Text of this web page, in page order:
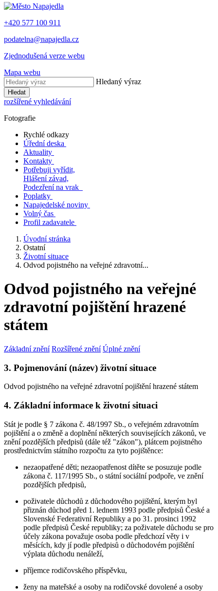
+420 577 100 911
podatelna@napajedla.cz
Zjednodušená verze webu
Mapa webu
Hledaný výraz
Hledat
rozšířené vyhledávání
Fotografie
Rychlé odkazy
Úřední deska
Aktuality
Kontakty
Potřebuji vyřídit,
Hlášení závad,
Podezření na vrak
Poplatky
Napajedelské noviny
Volný čas
Profil zadavatele
Úvodní stránka
Ostatní
Životní situace
Odvod pojistného na veřejné zdravotní...
Odvod pojistného na veřejné
zdravotní pojištění hrazené
státem
Základní znění Rozšířené znění Úplné znění
3. Pojmenování (název) životní situace
Odvod pojistného na veřejné zdravotní pojištění hrazené státem
4. Základní informace k životní situaci
Stát je podle § 7 zákona č. 48/1997 Sb., o veřejném zdravotním
pojištění a o změně a doplnění některých souvisejících zákonů, ve
znění pozdějších předpisů (dále též "zákon"), plátcem pojistného
prostřednictvím státního rozpočtu za tyto pojištěnce:
nezaopatřené děti; nezaopatřenost dítěte se posuzuje podle
zákona č. 117/1995 Sb., o státní sociální podpoře, ve znění
pozdějších předpisů,
poživatele důchodů z důchodového pojištění, kterým byl
přiznán důchod před 1. lednem 1993 podle předpisů České a
Slovenské Federativní Republiky a po 31. prosinci 1992
podle předpisů České republiky; za poživatele důchodu se pro
účely zákona považuje osoba podle předchozí věty i v
měsících, kdy jí podle předpisů o důchodovém pojištění
výplata důchodu nenáleží,
příjemce rodičovského příspěvku,
ženy na mateřské a osoby na rodičovské dovolené a osoby